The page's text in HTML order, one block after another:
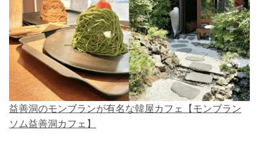
益善洞のモンブランが有名な韓屋カフェ【モンブラン
ソム益善洞カフェ】